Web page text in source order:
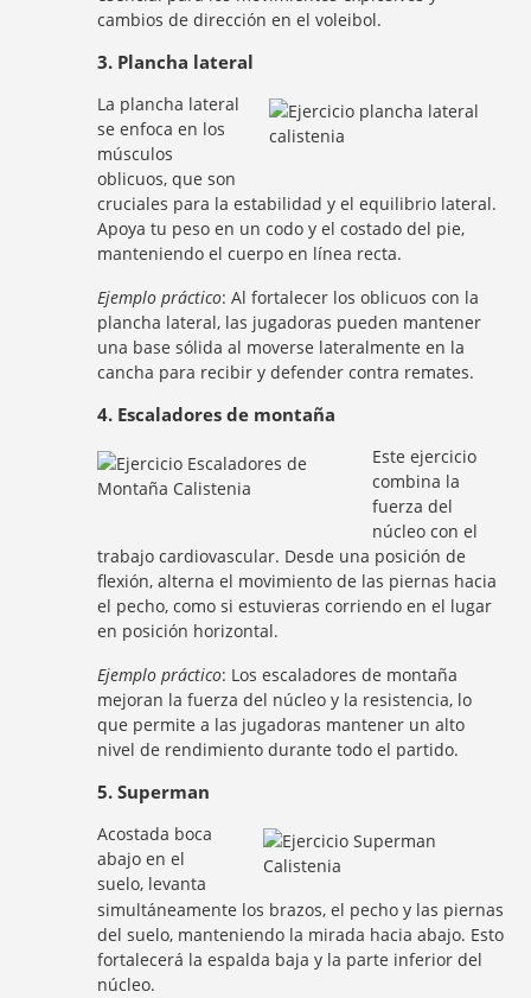
cambios de dirección en el voleibol.
3. Plancha lateral
La plancha lateral
se enfoca en los
músculos
oblicuos, que son
cruciales para la estabilidad y el equilibrio lateral.
Apoya tu peso en un codo y el costado del pie,
manteniendo el cuerpo en línea recta.
Ejemplo práctico: Al fortalecer los oblicuos con la
plancha lateral, las jugadoras pueden mantener
una base sólida al moverse lateralmente en la
cancha para recibir y defender contra remates.
4. Escaladores de montaña
Este ejercicio
combina la
fuerza del
núcleo con el
trabajo cardiovascular. Desde una posición de
flexión, alterna el movimiento de las piernas hacia
el pecho, como si estuvieras corriendo en el lugar
en posición horizontal.
Ejemplo práctico: Los escaladores de montaña
mejoran la fuerza del núcleo y la resistencia, lo
que permite a las jugadoras mantener un alto
nivel de rendimiento durante todo el partido.
5. Superman
Acostada boca
abajo en el
suelo, levanta
simultáneamente los brazos, el pecho y las piernas
del suelo, manteniendo la mirada hacia abajo. Esto
fortalecerá la espalda baja y la parte inferior del
núcleo.